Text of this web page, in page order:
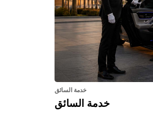
خدمة السائق
خدمة السائق